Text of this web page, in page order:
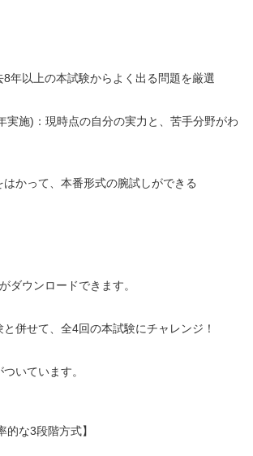
8年以上の本試験からよく出る問題を厳選
実施)：現時点の自分の実力と、苦手分野がわ
はかって、本番形式の腕試しができる
ダウンロードできます。
併せて、全4回の本試験にチャレンジ！
いています。
的な3段階方式】